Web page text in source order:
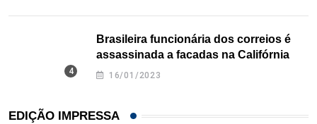
Brasileira funcionária dos correios é
assassinada a facadas na Califórnia
16/01/2023
EDIÇÃO IMPRESSA